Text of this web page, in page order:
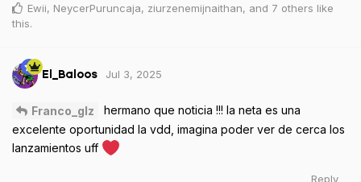
Ewii, NeycerPuruncaja, ziurzenemijnaithan, and 7 others like
this.
El_Baloos Jul 3, 2025
Franco_glz
hermano que noticia !!! la neta es una
excelente oportunidad la vdd, imagina poder ver de cerca los
lanzamientos uff
Reply